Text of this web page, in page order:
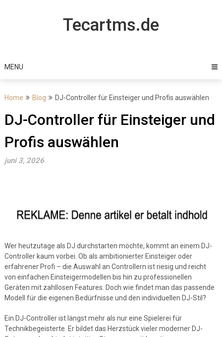
Tecartms.de
MENU
Home Blog DJ-Controller für Einsteiger und Profis auswählen
DJ-Controller für Einsteiger und
Profis auswählen
juni 3, 2026
Wer heutzutage als DJ durchstarten möchte, kommt an einem DJ-
Controller kaum vorbei. Ob als ambitionierter Einsteiger oder
erfahrener Profi – die Auswahl an Controllern ist riesig und reicht
von einfachen Einsteigermodellen bis hin zu professionellen
Geräten mit zahllosen Features. Doch wie findet man das passende
Modell für die eigenen Bedürfnisse und den individuellen DJ-Stil?
Ein DJ-Controller ist längst mehr als nur eine Spielerei für
Technikbegeisterte. Er bildet das Herzstück vieler moderner DJ-